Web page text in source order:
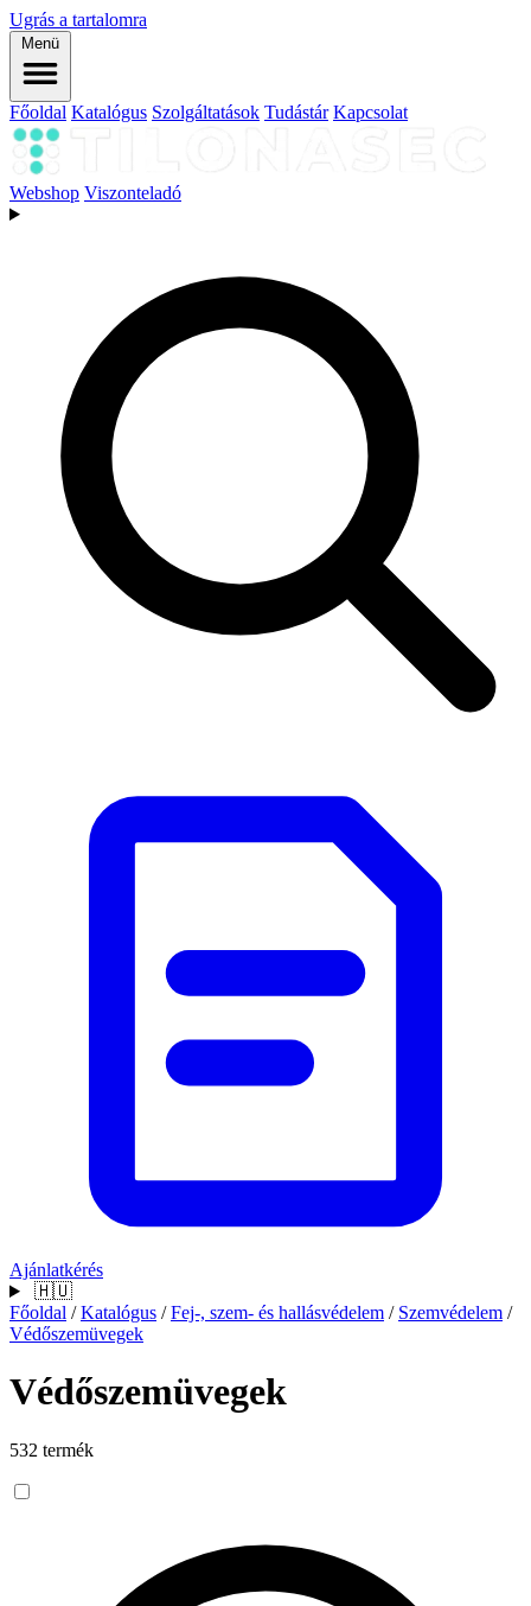
Ugrás a tartalomra
Menü
Főoldal Katalógus Szolgáltatások Tudástár Kapcsolat
Webshop Viszonteladó
Ajánlatkérés
🇭🇺
Főoldal / Katalógus / Fej-, szem- és hallásvédelem / Szemvédelem /
Védőszemüvegek
Védőszemüvegek
532 termék